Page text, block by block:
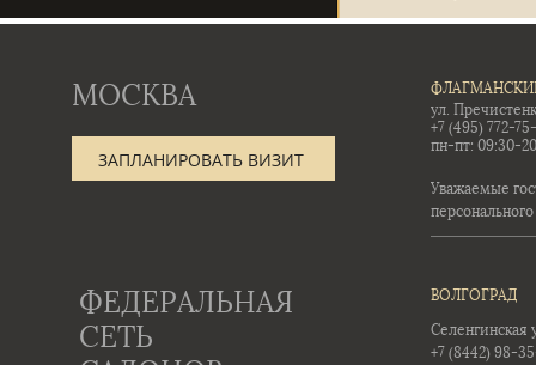
МОСКВА
ЗАПЛАНИРОВАТЬ ВИЗИТ
ул.
+7 (495) 772-
пн-пт: 09:30-
Уважаемые
ФЕДЕРАЛЬНАЯ
СЕТЬ
ВОЛГОГРАД
Селенгинская
+7 (8442) 98-